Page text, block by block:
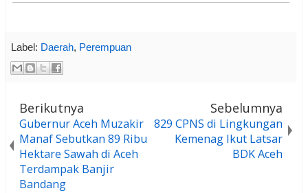
Label: Daerah, Perempuan
Berikutnya
Gubernur Aceh Muzakir
Manaf Sebutkan 89 Ribu
Hektare Sawah di Aceh
Terdampak Banjir
Bandang
Sebelumnya
829 CPNS di Lingkungan
Kemenag Ikut Latsar
BDK Aceh